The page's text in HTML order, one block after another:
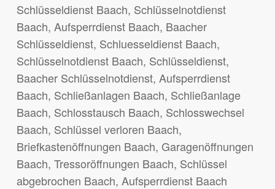
Schlüsseldienst Baach, Schlüsselnotdienst
Baach, Aufsperrdienst Baach, Baacher
Schlüsseldienst, Schluesseldienst Baach,
Schlüsselnotdienst Baach, Schlüsseldienst,
Baacher Schlüsselnotdienst, Aufsperrdienst
Baach, Schließanlagen Baach, Schließanlage
Baach, Schlosstausch Baach, Schlosswechsel
Baach, Schlüssel verloren Baach,
Briefkastenöffnungen Baach, Garagenöffnungen
Baach, Tressoröffnungen Baach, Schlüssel
abgebrochen Baach, Aufsperrdienst Baach